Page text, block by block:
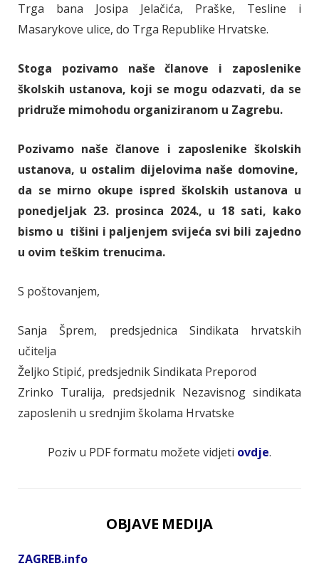
Trga bana Josipa Jelačića, Praške, Tesline i
Masarykove ulice, do Trga Republike Hrvatske.
Stoga pozivamo naše članove i zaposlenike
školskih ustanova, koji se mogu odazvati, da se
pridruže mimohodu organiziranom u Zagrebu.
Pozivamo naše članove i zaposlenike školskih
ustanova, u ostalim dijelovima naše domovine,
da se mirno okupe ispred školskih ustanova u
ponedjeljak 23. prosinca 2024., u 18 sati, kako
bismo u tišini i paljenjem svijeća svi bili zajedno
u ovim teškim trenucima.
S poštovanjem,
Sanja Šprem, predsjednica Sindikata hrvatskih
učitelja
Željko Stipić, predsjednik Sindikata Preporod
Zrinko Turalija, predsjednik Nezavisnog sindikata
zaposlenih u srednjim školama Hrvatske
Poziv u PDF formatu možete vidjeti ovdje.
OBJAVE MEDIJA
ZAGREB.info